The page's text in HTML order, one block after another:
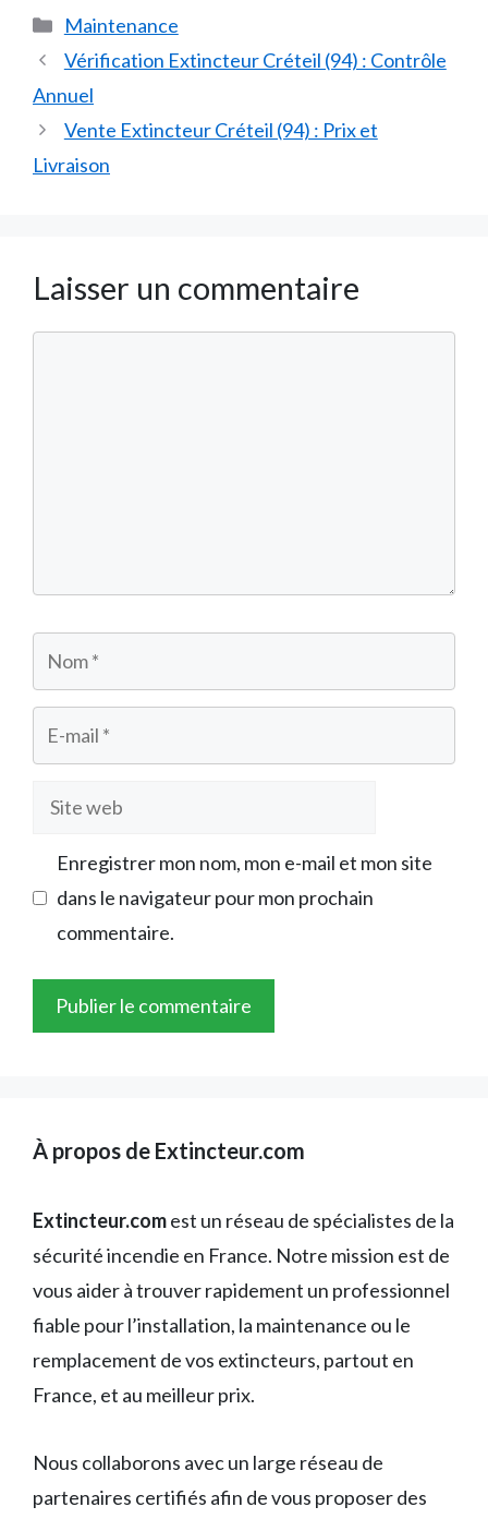
Catégories
Maintenance
Vérification Extincteur Créteil (94) : Contrôle
Annuel
Vente Extincteur Créteil (94) : Prix et
Livraison
Laisser un commentaire
Nom
E-
mail
Site
Enregistrer mon nom, mon e-mail et mon site
dans le navigateur pour mon prochain
commentaire.
À propos de Extincteur.com
Extincteur.comest un réseau de spécialistes de la
sécurité incendie en France. Notre mission est de
vous aider à trouver rapidement un professionnel
fiable pour l’installation, la maintenance ou le
remplacement de vos extincteurs, partout en
France, et au meilleur prix.
Nous collaborons avec un large réseau de
partenaires certifiés afin de vous proposer des